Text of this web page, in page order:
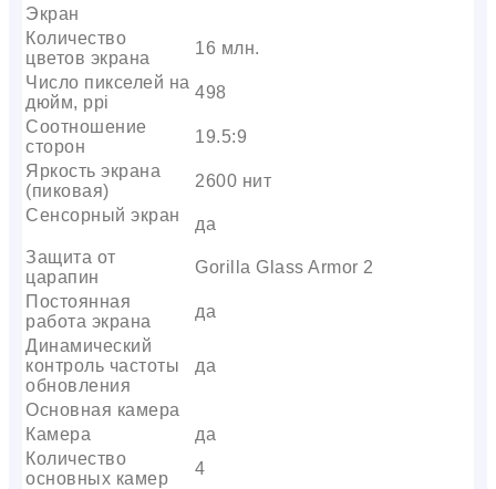
Экран
Количество
цветов экрана
16 млн.
Число пикселей на
дюйм, ppi
498
Соотношение
сторон
19.5:9
Яркость экрана
(пиковая)
2600 нит
Сенсорный экран
да
Защита от
царапин
Gorilla Glass Armor 2
Постоянная
работа экрана
да
Динамический
контроль частоты
обновления
да
Основная камера
Камера
да
Количество
основных камер
4